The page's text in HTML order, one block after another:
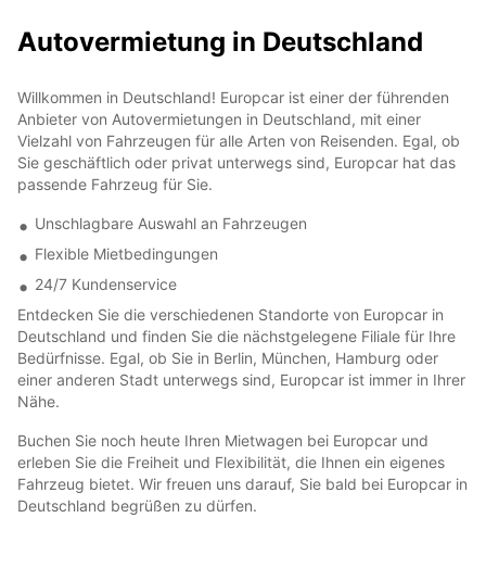
Autovermietung in Deutschland
Willkommen in Deutschland! Europcar ist einer der führenden
Anbieter von Autovermietungen in Deutschland, mit einer
Vielzahl von Fahrzeugen für alle Arten von Reisenden. Egal, ob
Sie geschäftlich oder privat unterwegs sind, Europcar hat das
passende Fahrzeug für Sie.
Unschlagbare Auswahl an Fahrzeugen
Flexible Mietbedingungen
24/7 Kundenservice
Entdecken Sie die verschiedenen Standorte von Europcar in
Deutschland und finden Sie die nächstgelegene Filiale für Ihre
Bedürfnisse. Egal, ob Sie in Berlin, München, Hamburg oder
einer anderen Stadt unterwegs sind, Europcar ist immer in Ihrer
Nähe.
Buchen Sie noch heute Ihren Mietwagen bei Europcar und
erleben Sie die Freiheit und Flexibilität, die Ihnen ein eigenes
Fahrzeug bietet. Wir freuen uns darauf, Sie bald bei Europcar in
Deutschland begrüßen zu dürfen.